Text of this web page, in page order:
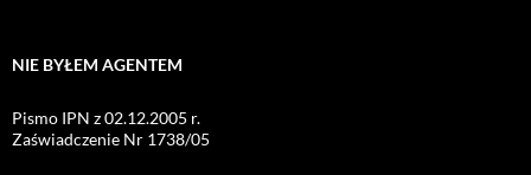
NIE BYŁEM AGENTEM
Pismo IPN z 02.12.2005 r.
Zaświadczenie Nr 1738/05